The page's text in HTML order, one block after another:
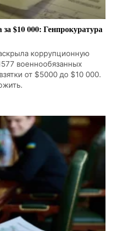
за $10 000: Генпрокуратура
коррупционную
военнообязанных
от $5000 до $10 000.